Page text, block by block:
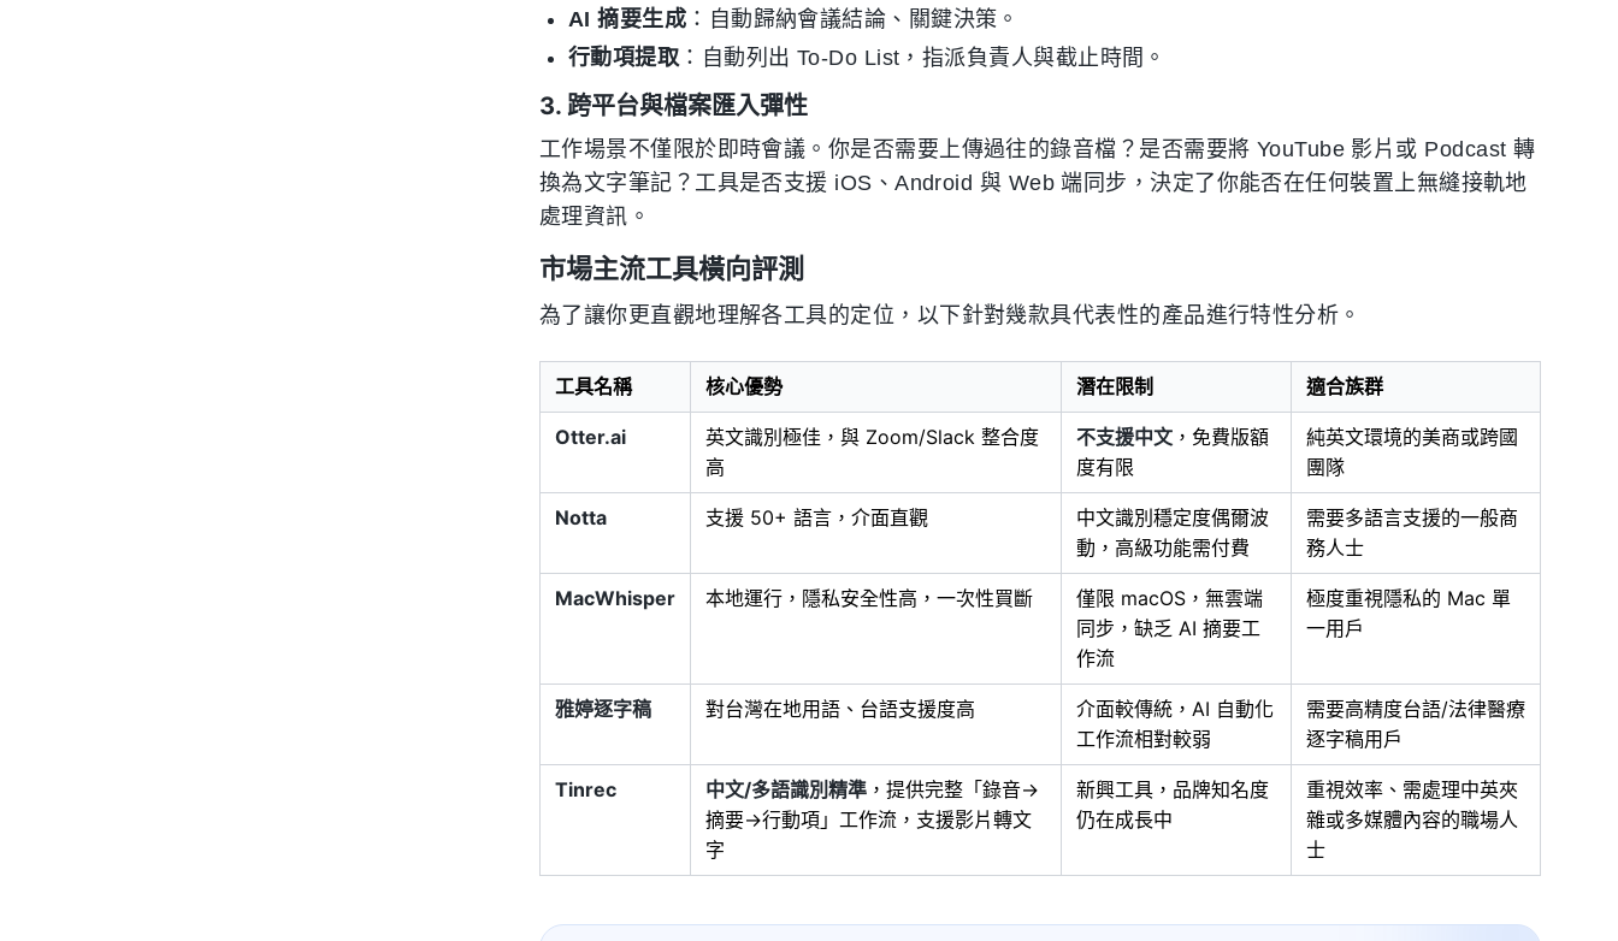
AI 摘要生成 ：自動歸納會議結論、關鍵決策。
行動項提取：自動列出 To-Do List，指派負責人與截止時間。
3. 跨平台與檔案匯入彈性
工作場景不僅限於即時會議。你是否需要上傳過往的錄音檔？是否需要將 YouTube 影片或 Podcast 轉
換為文字筆記？工具是否支援 iOS、Android 與 Web 端同步，決定了你能否在任何裝置上無縫接軌地
處理資訊。
市場主流工具橫向評測
為了讓你更直觀地理解各工具的定位，以下針對幾款具代表性的產品進行特性分析。
工具名稱 核心優勢 潛在限制 適合族群
Otter.ai
英文識別極佳，與 Zoom/Slack 整合度
高
不支援中文 ，免費版額
度有限
純英文環境的美商或跨國
團隊
Notta 支援 50+ 語言，介面直觀
中文識別穩定度偶爾波
動，高級功能需付費
需要多語言支援的一般商
務人士
MacWhisper 本地運行，隱私安全性高，一次性買斷
僅限 macOS，無雲端
同步，缺乏 AI 摘要工
作流
極度重視隱私的 Mac 單
一用戶
雅婷逐字稿 對台灣在地用語、台語支援度高
介面較傳統，AI 自動化
工作流相對較弱
需要高精度台語/法律醫療
逐字稿用戶
Tinrec 中文/多語識別精準 ，提供完整「錄音→
摘要→行動項」工作流，支援影片轉文
字
新興工具，品牌知名度
仍在成長中
重視效率、需處理中英夾
雜或多媒體內容的職場人
士